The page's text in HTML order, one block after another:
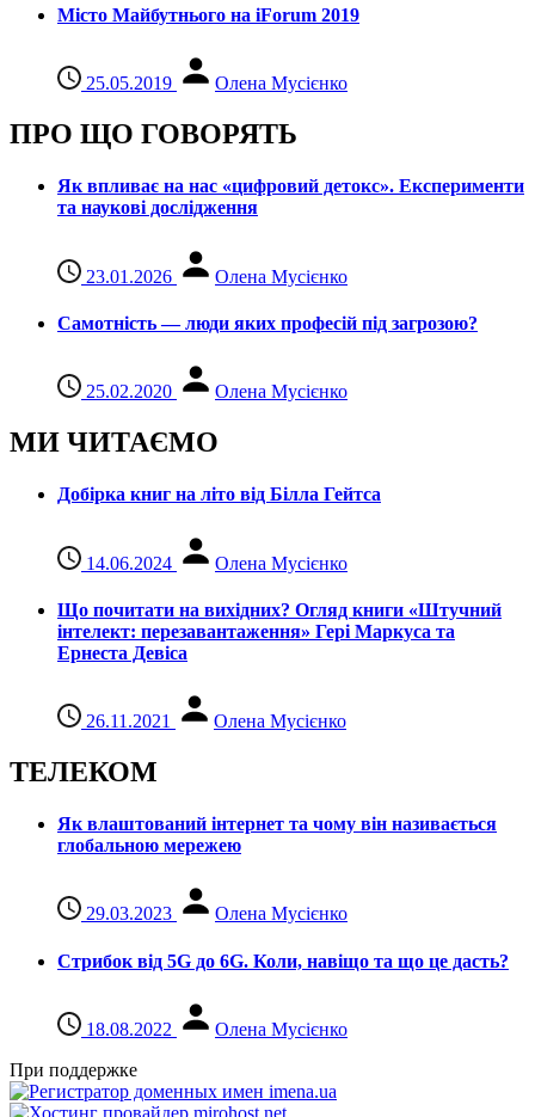
Місто Майбутнього на iForum 2019
25.05.2019 Олена Мусієнко
ПРО ЩО ГОВОРЯТЬ
Як впливає на нас «цифровий детокс». Експерименти
та наукові дослідження
23.01.2026 Олена Мусієнко
Самотність — люди яких професій під загрозою?
25.02.2020 Олена Мусієнко
МИ ЧИТАЄМО
Добірка книг на літо від Білла Гейтса
14.06.2024 Олена Мусієнко
Що почитати на вихідних? Огляд книги «Штучний
інтелект: перезавантаження» Гері Маркуса та
Ернеста Девіса
26.11.2021 Олена Мусієнко
ТЕЛЕКОМ
Як влаштований інтернет та чому він називається
глобальною мережею
29.03.2023 Олена Мусієнко
Стрибок від 5G до 6G. Коли, навіщо та що це даcть?
18.08.2022
Олена Мусієнко
При поддержке